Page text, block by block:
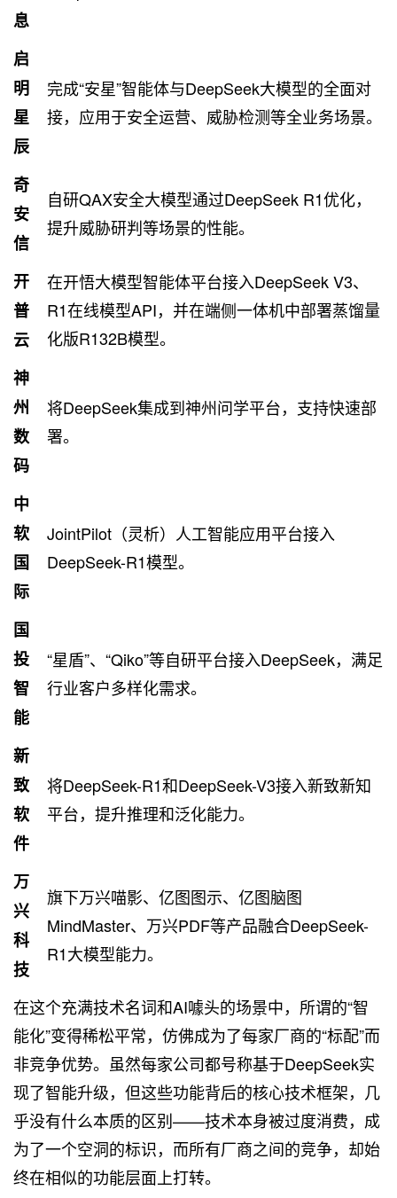
息
启
明
星
辰
完成“安星”智能体与DeepSeek大模型的全面对
接，应用于安全运营、威胁检测等全业务场景。
奇
安
信
自研QAX安全大模型通过DeepSeek R1优化，
提升威胁研判等场景的性能。
开
普
云
在开悟大模型智能体平台接入DeepSeek V3、
R1在线模型API，并在端侧一体机中部署蒸馏量
化版R132B模型。
神
州
数
码
将DeepSeek集成到神州问学平台，支持快速部
署。
中
软
国
际
JointPilot（灵析）人工智能应用平台接入
DeepSeek-R1模型。
国
投
智
能
“星盾”、“Qiko”等自研平台接入DeepSeek，满足
行业客户多样化需求。
新
致
软
件
将DeepSeek-R1和DeepSeek-V3接入新致新知
平台，提升推理和泛化能力。
万
兴
科
技
旗下万兴喵影、亿图图示、亿图脑图
MindMaster、万兴PDF等产品融合DeepSeek-
R1大模型能力。
在这个充满技术名词和AI噱头的场景中，所谓的“智
能化”变得稀松平常，仿佛成为了每家厂商的“标配”而
非竞争优势。虽然每家公司都号称基于DeepSeek实
现了智能升级，但这些功能背后的核心技术框架，几
乎没有什么本质的区别——技术本身被过度消费，成
为了一个空洞的标识，而所有厂商之间的竞争，却始
终在相似的功能层面上打转。